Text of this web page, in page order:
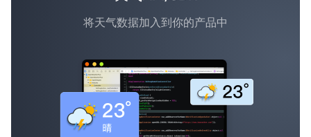
将天气数据加入到你的产品中